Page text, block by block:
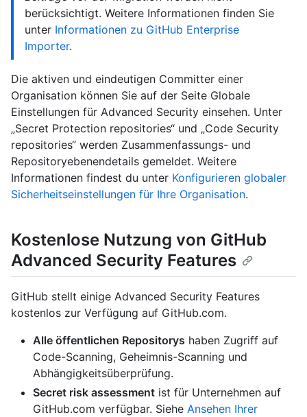
berücksichtigt. Weitere Informationen finden Sie
unter Informationen zu GitHub Enterprise
Importer.
Die aktiven und eindeutigen Committer einer
Organisation können Sie auf der Seite Globale
Einstellungen für Advanced Security einsehen. Unter
„Secret Protection repositories“ und „Code Security
repositories“ werden Zusammenfassungs- und
Repositoryebenendetails gemeldet. Weitere
Informationen findest du unter Konfigurieren globaler
Sicherheitseinstellungen für Ihre Organisation.
Kostenlose Nutzung von GitHub
Advanced Security Features
GitHub stellt einige Advanced Security Features
kostenlos zur Verfügung auf GitHub.com.
Alle öffentlichen Repositorys haben Zugriff auf
Code-Scanning, Geheimnis-Scanning und
Abhängigkeitsüberprüfung.
Secret risk assessment ist für Unternehmen auf
GitHub.com verfügbar. Siehe Ansehen Ihrer